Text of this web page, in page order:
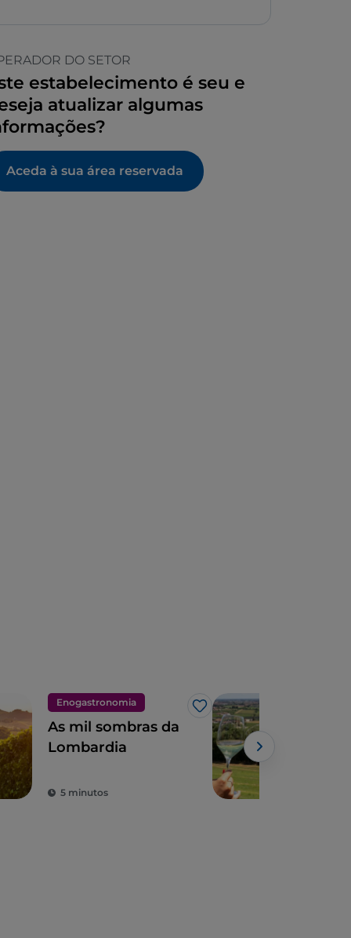
DO SETOR
estabelecimento é seu e
atualizar algumas
Aceda à sua área reservada
Enogastronomia
Gosto
As mil sombras da
Lombardia
5 minutos